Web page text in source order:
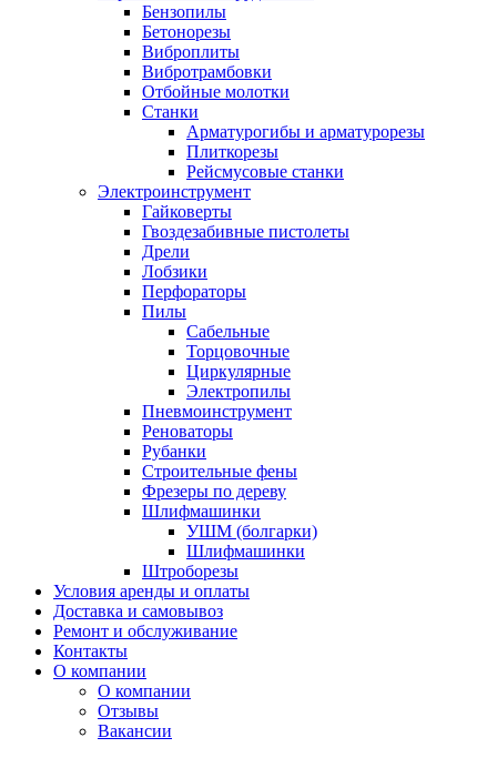
Бензопилы
Бетонорезы
Виброплиты
Вибротрамбовки
Отбойные молотки
Станки
Арматурогибы и арматурорезы
Плиткорезы
Рейсмусовые станки
Электроинструмент
Гайковерты
Гвоздезабивные пистолеты
Дрели
Лобзики
Перфораторы
Пилы
Сабельные
Торцовочные
Циркулярные
Электропилы
Пневмоинструмент
Реноваторы
Рубанки
Строительные фены
Фрезеры по дереву
Шлифмашинки
УШМ (болгарки)
Шлифмашинки
Штроборезы
Условия аренды и оплаты
Доставка и самовывоз
Ремонт и обслуживание
Контакты
О компании
О компании
Отзывы
Вакансии